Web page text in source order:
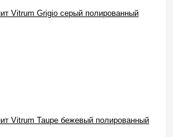
Vitrum Grigio серый полированный
Vitrum Taupe бежевый полированный